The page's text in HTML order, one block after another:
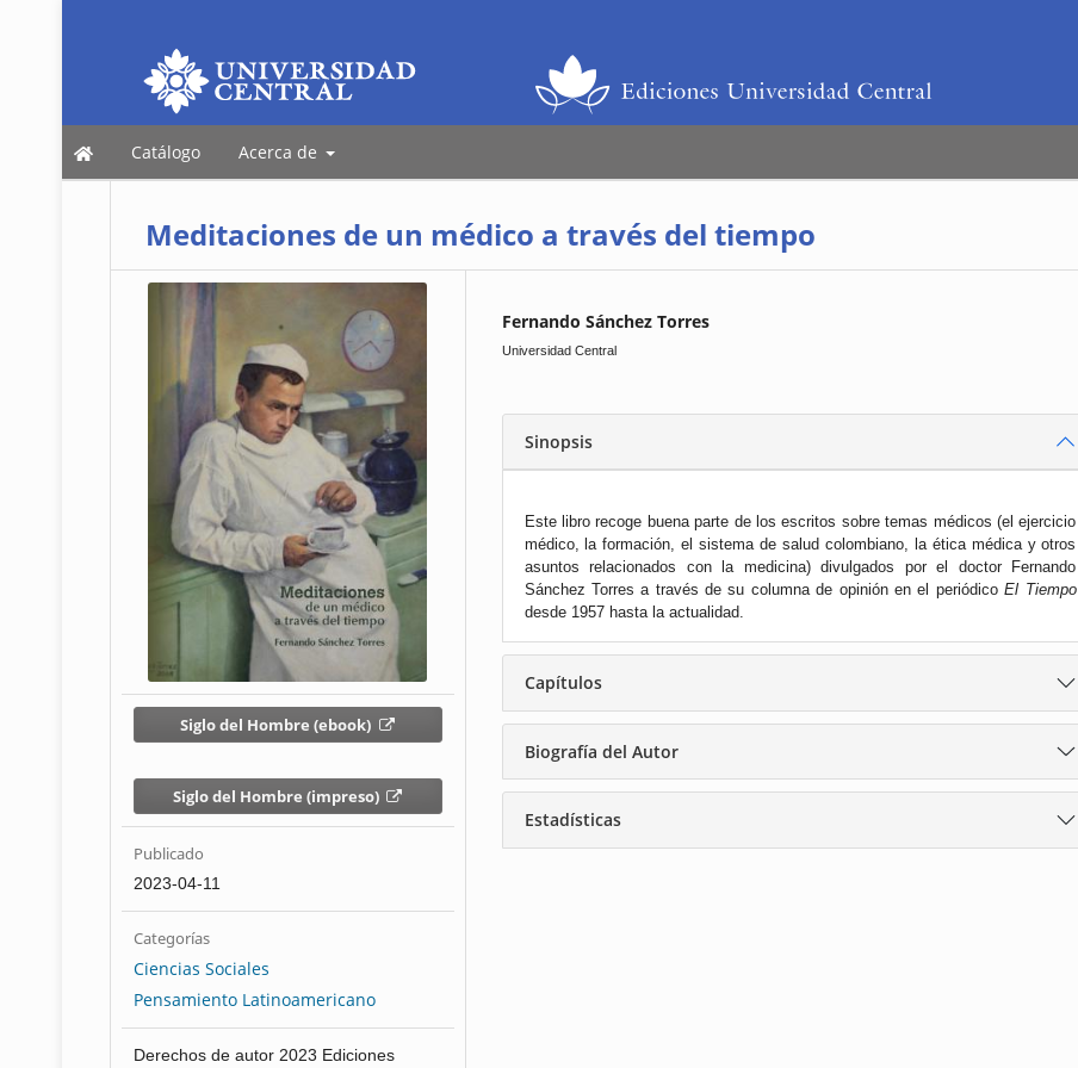
Catálogo Acerca de
Meditaciones de un médico a través del tiempo
Siglo del Hombre (ebook)
Siglo del Hombre (impreso)
Publicado
2023-04-11
Categorías
Ciencias Sociales
Pensamiento Latinoamericano
Derechos de autor 2023 Ediciones
Fernando Sánchez Torres
Universidad Central
Sinopsis
Este libro recoge buena parte de los escritos sobre temas médicos (el ejercicio
médico, la formación, el sistema de salud colombiano, la ética médica y otros
asuntos relacionados con la medicina) divulgados por el doctor Fernando
Sánchez Torres a través de su columna de opinión en el periódicoEl Tiempo
desde 1957 hasta la actualidad.
Capítulos
Biografía del Autor
Estadísticas